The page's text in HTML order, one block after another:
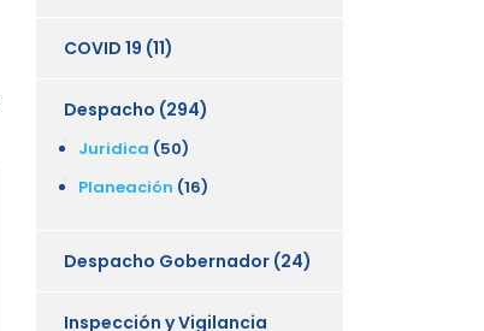
COVID 19 (11)
Despacho (294)
Juridica (50)
Planeación (16)
Despacho Gobernador (24)
Inspección y Vigilancia